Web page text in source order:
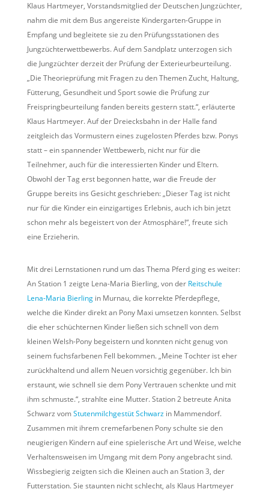
Klaus Hartmeyer, Vorstandsmitglied der Deutschen Jungzüchter,
nahm die mit dem Bus angereiste Kindergarten-Gruppe in
Empfang und begleitete sie zu den Prüfungsstationen des
Jungzüchterwettbewerbs. Auf dem Sandplatz unterzogen sich
die Jungzüchter derzeit der Prüfung der Exterieurbeurteilung.
„Die Theorieprüfung mit Fragen zu den Themen Zucht, Haltung,
Fütterung, Gesundheit und Sport sowie die Prüfung zur
Freispringbeurteilung fanden bereits gestern statt.“, erläuterte
Klaus Hartmeyer. Auf der Dreiecksbahn in der Halle fand
zeitgleich das Vormustern eines zugelosten Pferdes bzw. Ponys
statt – ein spannender Wettbewerb, nicht nur für die
Teilnehmer, auch für die interessierten Kinder und Eltern.
Obwohl der Tag erst begonnen hatte, war die Freude der
Gruppe bereits ins Gesicht geschrieben: „Dieser Tag ist nicht
nur für die Kinder ein einzigartiges Erlebnis, auch ich bin jetzt
schon mehr als begeistert von der Atmosphäre!“, freute sich
eine Erzieherin.
Mit drei Lernstationen rund um das Thema Pferd ging es weiter:
An Station 1 zeigte Lena-Maria Bierling, von der Reitschule
Lena-Maria Bierlingin Murnau, die korrekte Pferdepflege,
welche die Kinder direkt an Pony Maxi umsetzen konnten. Selbst
die eher schüchternen Kinder ließen sich schnell von dem
kleinen Welsh-Pony begeistern und konnten nicht genug von
seinem fuchsfarbenen Fell bekommen. „Meine Tochter ist eher
zurückhaltend und allem Neuen vorsichtig gegenüber. Ich bin
erstaunt, wie schnell sie dem Pony Vertrauen schenkte und mit
ihm schmuste.“, strahlte eine Mutter. Station 2 betreute Anita
Schwarz vomStutenmilchgestüt Schwarzin Mammendorf.
Zusammen mit ihrem cremefarbenen Pony schulte sie den
neugierigen Kindern auf eine spielerische Art und Weise, welche
Verhaltensweisen im Umgang mit dem Pony angebracht sind.
Wissbegierig zeigten sich die Kleinen auch an Station 3, der
Futterstation. Sie staunten nicht schlecht, als Klaus Hartmeyer